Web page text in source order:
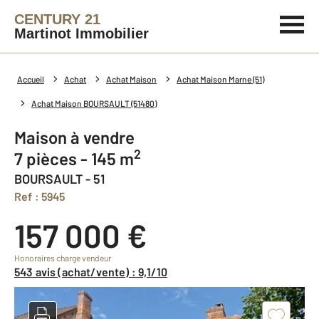
CENTURY 21
Martinot Immobilier
Accueil Achat Achat Maison Achat Maison Marne (51)
Achat Maison BOURSAULT (51480)
Maison à vendre
7 pièces - 145 m2
BOURSAULT - 51
Ref : 5945
157 000 €
Honoraires charge vendeur
543 avis (achat/vente) : 9,1/10